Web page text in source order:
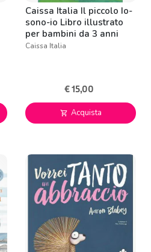
Caissa Italia Il piccolo Io-
sono-io Libro illustrato
per bambini da 3 anni
Caissa Italia
€ 15,00
shopping_cart Acquista